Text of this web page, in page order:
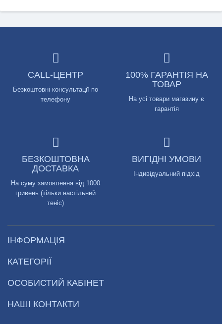
CALL-ЦЕНТР
Безкоштовні консультації по
телефону
100% ГАРАНТІЯ НА
ТОВАР
На усі товари магазину є
гарантія
БЕЗКОШТОВНА
ДОСТАВКА
На суму замовлення від 1000
гривень (тільки настільний
теніс)
ВИГІДНІ УМОВИ
Індивідуальний підхід
ІНФОРМАЦІЯ
КАТЕГОРІЇ
ОСОБИСТИЙ КАБІНЕТ
НАШІ КОНТАКТИ